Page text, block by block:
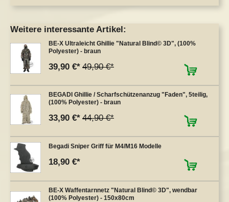
Weitere interessante Artikel:
BE-X Ultraleicht Ghillie "Natural Blind© 3D", (100%
Polyester) - braun
39,90 € 49,90 €
BEGADI Ghillie / Scharfschützenanzug "Faden", 5teilig,
(100% Polyester) - braun
33,90 € 44,90 €
Begadi Sniper Griff für M4/M16 Modelle
18,90 €
BE-X Waffentarnnetz "Natural Blind© 3D", wendbar
(100% Polyester) - 150x80cm